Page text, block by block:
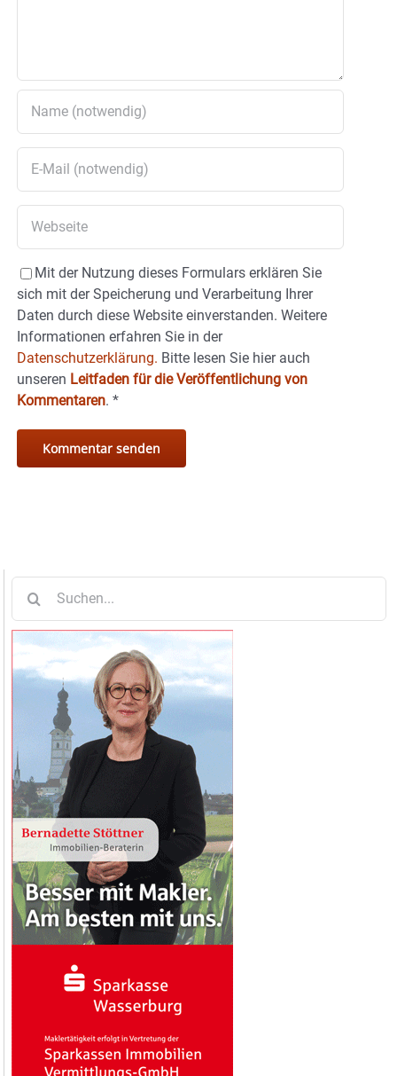
Mit der Nutzung dieses Formulars erklären Sie
sich mit der Speicherung und Verarbeitung Ihrer
Daten durch diese Website einverstanden. Weitere
Informationen erfahren Sie in der
Datenschutzerklärung. Bitte lesen Sie hier auch
unseren Leitfaden für die Veröffentlichung von
Kommentaren. *
nach: